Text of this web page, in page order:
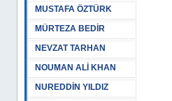
MUSTAFA ÖZTÜRK
MÜRTEZA BEDİR
NEVZAT TARHAN
NOUMAN ALİ KHAN
NUREDDİN YILDIZ